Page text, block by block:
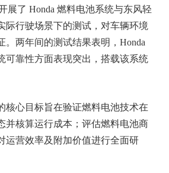
展了 Honda 燃料电池系统与东风轻
际行驶场景下的测试，对车辆环境
两年间的测试结果表明，Honda
可靠性方面表现突出，搭载该系统
核心目标旨在验证燃料电池技术在
并核算运行成本；评估燃料电池商
运营效率及附加价值进行全面研